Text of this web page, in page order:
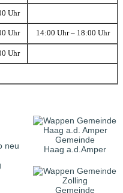
Uhr
Uhr 14:00 Uhr – 18:00 Uhr
Uhr
Gemeinde
Haag a.d.Amper
Gemeinde